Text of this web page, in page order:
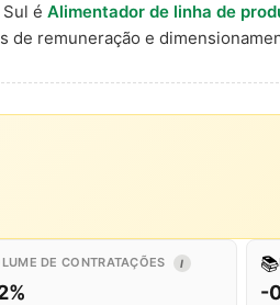
é Alimentador de linha de
de remuneração e
DE CONTRATAÇÕES I 📚
-